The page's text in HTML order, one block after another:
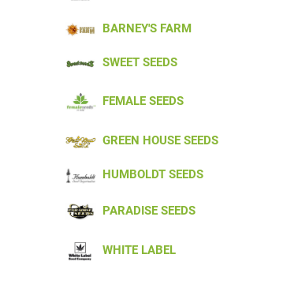
BARNEY'S FARM
SWEET SEEDS
FEMALE SEEDS
GREEN HOUSE SEEDS
HUMBOLDT SEEDS
PARADISE SEEDS
WHITE LABEL